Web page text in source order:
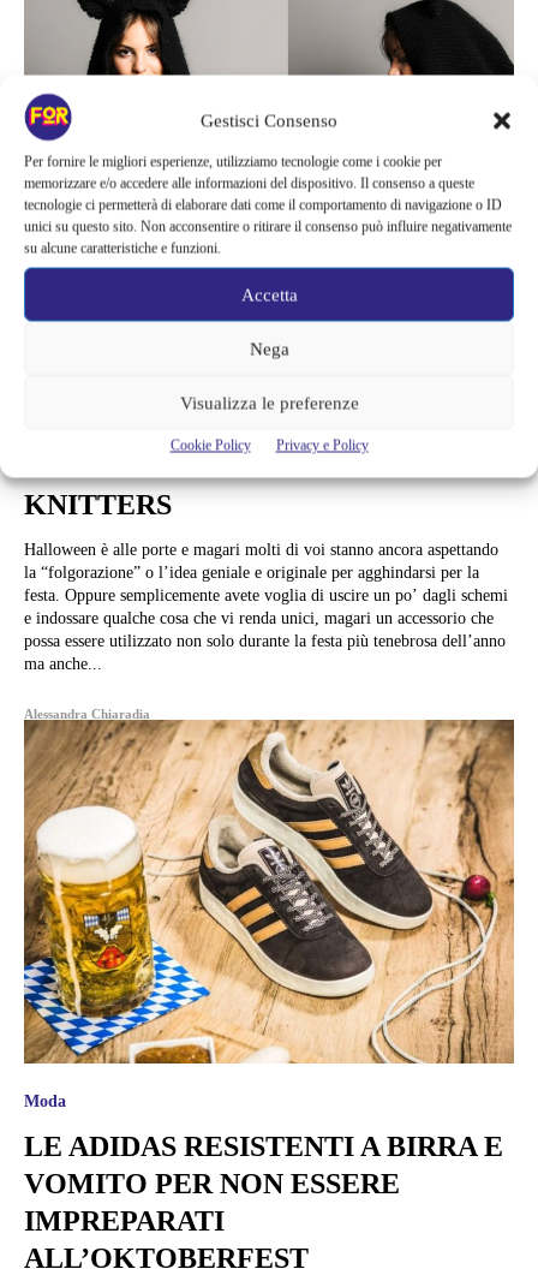
Gestisci Consenso
Per fornire le migliori esperienze, utilizziamo tecnologie come i cookie per
memorizzare e/o accedere alle informazioni del dispositivo. Il consenso a queste
tecnologie ci permetterà di elaborare dati come il comportamento di navigazione o ID
unici su questo sito. Non acconsentire o ritirare il consenso può influire negativamente
su alcune caratteristiche e funzioni.
Accetta
Nega
Visualizza le preferenze
Cookie Policy Privacy e Policy
REALIZZA UNA MANTELLINA CON
KNITTERS
Halloween è alle porte e magari molti di voi stanno ancora aspettando
la “folgorazione” o l’idea geniale e originale per agghindarsi per la
festa. Oppure semplicemente avete voglia di uscire un po’ dagli schemi
e indossare qualche cosa che vi renda unici, magari un accessorio che
possa essere utilizzato non solo durante la festa più tenebrosa dell’anno
ma anche...
Alessandra Chiaradia
Moda
LE ADIDAS RESISTENTI A BIRRA E
VOMITO PER NON ESSERE
IMPREPARATI
ALL’OKTOBERFEST